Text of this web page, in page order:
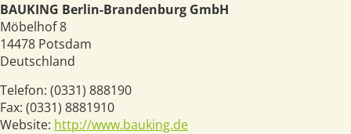
BAUKING Berlin-Brandenburg GmbH
Möbelhof 8
14478 Potsdam
Deutschland
Telefon: (0331) 888190
Fax: (0331) 8881910
Website: http://www.bauking.de